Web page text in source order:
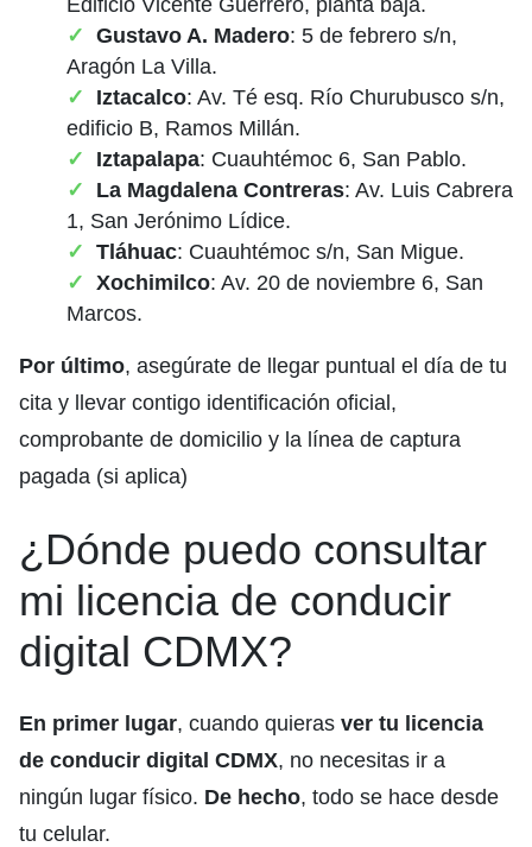
Gustavo A. Madero: 5 de febrero s/n,
Aragón La Villa.
Iztacalco: Av. Té esq. Río Churubusco s/n,
edificio B, Ramos Millán.
Iztapalapa: Cuauhtémoc 6, San Pablo.
La Magdalena Contreras: Av. Luis Cabrera
1, San Jerónimo Lídice.
Tláhuac: Cuauhtémoc s/n, San Migue.
Xochimilco: Av. 20 de noviembre 6, San
Marcos.
Por último, asegúrate de llegar puntual el día de tu
cita y llevar contigo identificación oficial,
comprobante de domicilio y la línea de captura
pagada (si aplica)
¿Dónde puedo consultar
mi licencia de conducir
digital CDMX?
En primer lugar, cuando quieras ver tu licencia
de conducir digital CDMX, no necesitas ir a
ningún lugar físico. De hecho, todo se hace desde
tu celular.